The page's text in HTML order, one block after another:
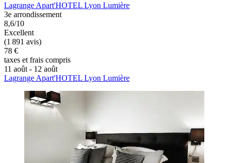
Lagrange Apart'HOTEL Lyon Lumière
3e arrondissement
8,6/10
Excellent
(1 891 avis)
78 €
taxes et frais compris
11 août - 12 août
Lagrange Apart'HOTEL Lyon Lumière